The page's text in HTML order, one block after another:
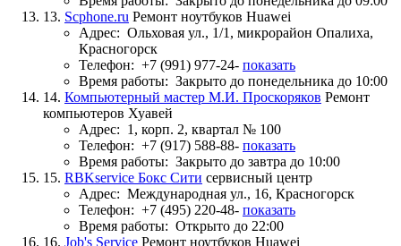
13. Scphone.ru Ремонт ноутбуков Huawei
Адрес: Ольховая ул., 1/1, микрорайон Опалиха,
Красногорск
Телефон: +7 (991) 977-24- показать
Время работы: Закрыто до понедельника до 10:00
14. Компьютерный мастер М.И. Проскоряков Ремонт
компьютеров Хуавей
Адрес: 1, корп. 2, квартал № 100
Телефон: +7 (917) 588-88- показать
Время работы: Закрыто до завтра до 10:00
15. RBKservice Бокс Сити сервисный центр
Адрес: Международная ул., 16, Красногорск
Телефон: +7 (495) 220-48- показать
Время работы: Открыто до 22:00
16. Job's Service Ремонт ноутбуков Huawei